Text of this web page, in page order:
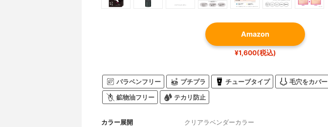
Amazon
¥1,600(税込)
パラベンフリー プチプラ チューブタイプ 毛穴をカバー
鉱物油フリー テカリ防止
カラー展開
クリアラベンダーカラー